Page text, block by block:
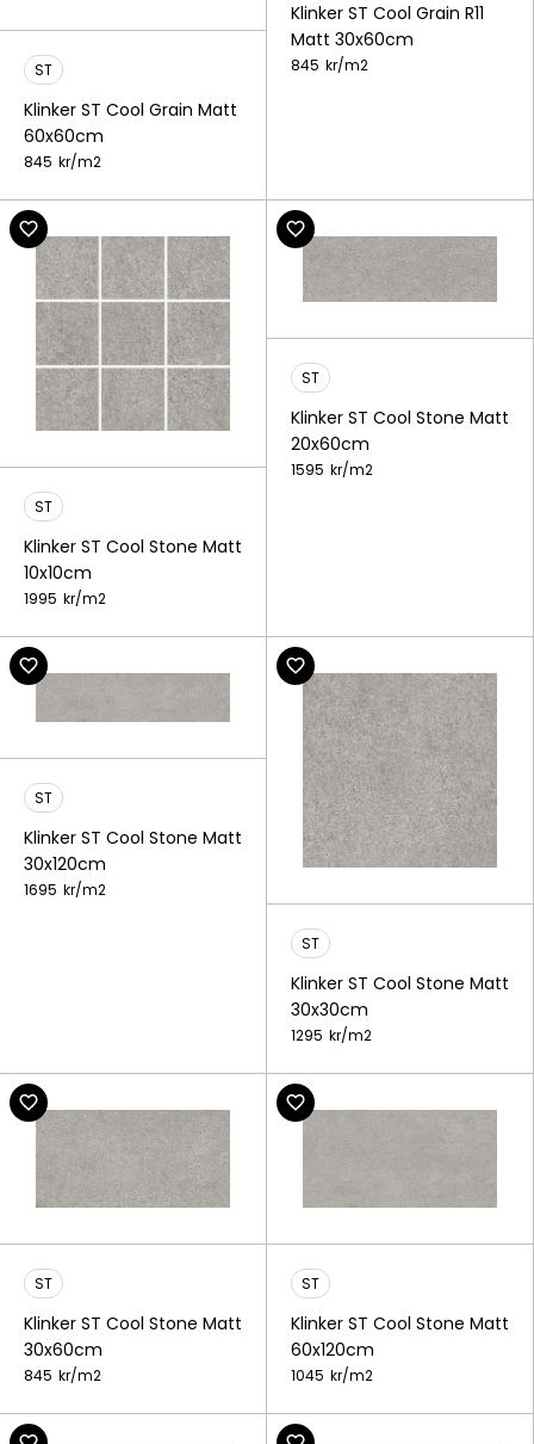
ST
Klinker ST Cool Grain Matt
60x60cm
845 kr/m2
Klinker ST Cool Grain R11
Matt 30x60cm
845 kr/m2
ST
Klinker ST Cool Stone Matt
10x10cm
1995 kr/m2
ST
Klinker ST Cool Stone Matt
20x60cm
1595 kr/m2
ST
Klinker ST Cool Stone Matt
30x120cm
1695 kr/m2
ST
Klinker ST Cool Stone Matt
30x30cm
1295 kr/m2
ST
Klinker ST Cool Stone Matt
30x60cm
845 kr/m2
ST
Klinker ST Cool Stone Matt
60x120cm
1045 kr/m2